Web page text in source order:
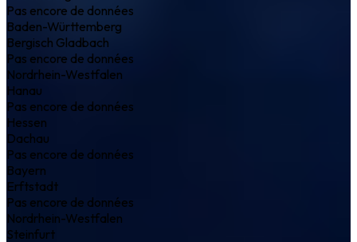
Pas encore de données
Baden-Württemberg
Bergisch Gladbach
Pas encore de données
Nordrhein-Westfalen
Hanau
Pas encore de données
Hessen
Dachau
Pas encore de données
Bayern
Erftstadt
Pas encore de données
Nordrhein-Westfalen
Steinfurt